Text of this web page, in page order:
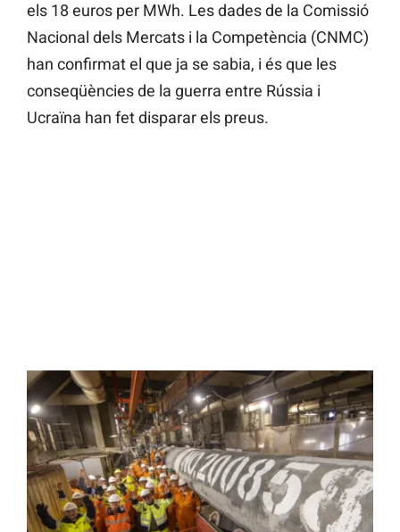
els 18 euros per MWh. Les dades de la Comissió
Nacional dels Mercats i la Competència (CNMC)
han confirmat el que ja se sabia, i és que les
conseqüències de la guerra entre Rússia i
Ucraïna han fet disparar els preus.